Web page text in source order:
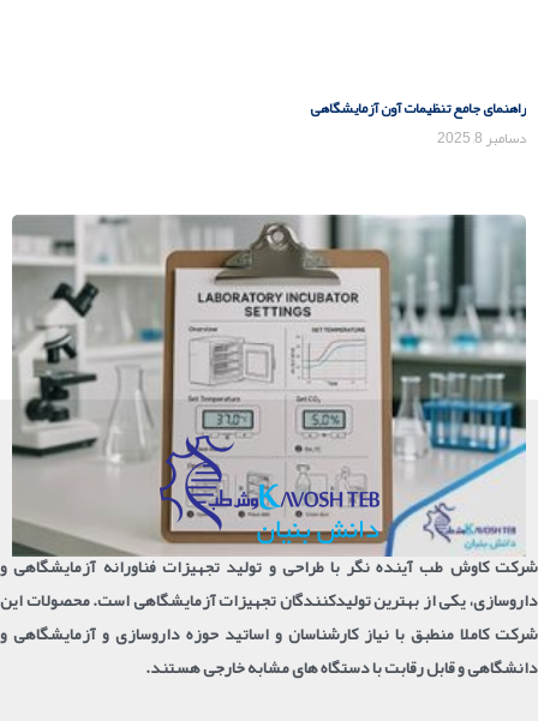
راهنمای جامع تنظیمات آون آزمایشگاهی
دسامبر 8, 2025
شرکت کاوش طب آینده نگر با طراحی و تولید تجهیزات فناورانه آزمایشگاهی و
داروسازی، یکی از بهترین تولیدکنندگان تجهیزات آزمایشگاهی است. محصولات این
شرکت کاملا منطبق با نیاز کارشناسان و اساتید حوزه داروسازی و آزمایشگاهی و
دانشگاهی و قابل رقابت با دستگاه های مشابه خارجی هستند.